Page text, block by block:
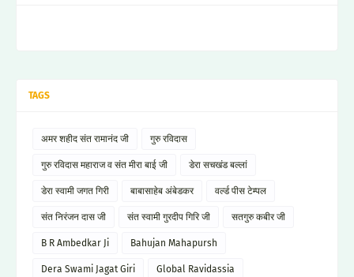
TAGS
अमर शहीद संत रामानंद जी गुरु रविदास
गुरु रविदास महाराज व संत मीरा बाई जी डेरा सचखंड बल्लां
डेरा स्वामी जगत गिरी बाबासाहेब अंबेडकर वर्ल्ड पीस टेम्पल
संत निरंजन दास जी संत स्वामी गुरदीप गिरि जी सतगुरु कबीर जी
B R Ambedkar Ji Bahujan Mahapursh
Dera Swami Jagat Giri Global Ravidassia